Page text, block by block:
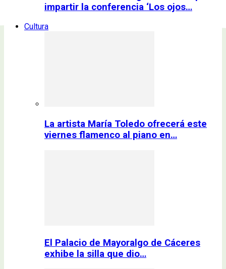
impartir la conferencia ‘Los ojos…
Cultura
La artista María Toledo ofrecerá este
viernes flamenco al piano en…
El Palacio de Mayoralgo de Cáceres
exhibe la silla que dio…